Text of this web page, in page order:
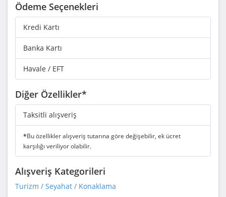
Ödeme Seçenekleri
Kredi Kartı
Banka Kartı
Havale / EFT
Diğer Özellikler*
Taksitli alışveriş
*Bu özellikler alışveriş tutarına göre değişebilir, ek ücret
karşılığı veriliyor olabilir.
Alışveriş Kategorileri
Turizm / Seyahat / Konaklama